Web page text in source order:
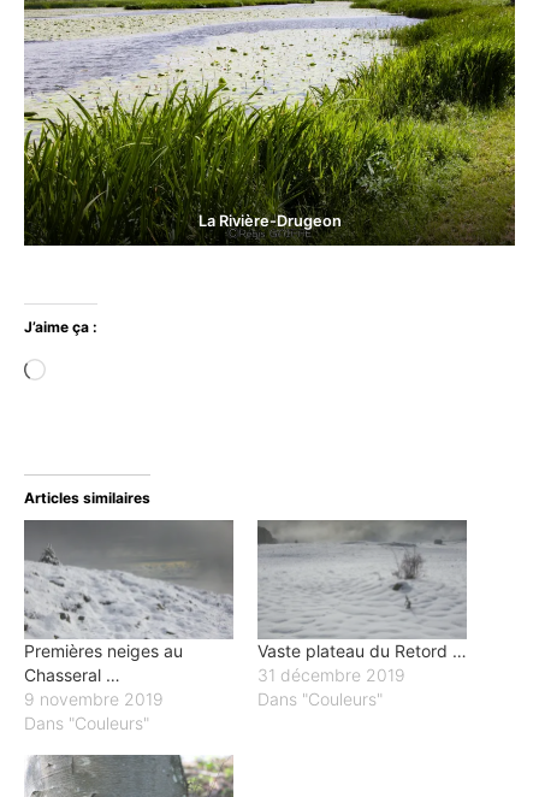
La Rivière-Drugeon
J’aime ça :
Chargement…
Articles similaires
Premières neiges au
Chasseral …
9 novembre 2019
Dans "Couleurs"
Vaste plateau du Retord …
31 décembre 2019
Dans "Couleurs"